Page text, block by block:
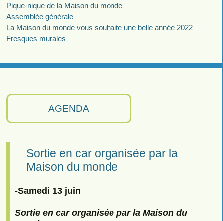
AGENDA
Sortie en car organisée par la
Maison du monde
-Samedi 13 juin
Sortie en car organisée par la Maison du
Pique-nique de la Maison du monde
Assemblée générale
La Maison du monde vous souhaite une belle année 2022
Fresques murales